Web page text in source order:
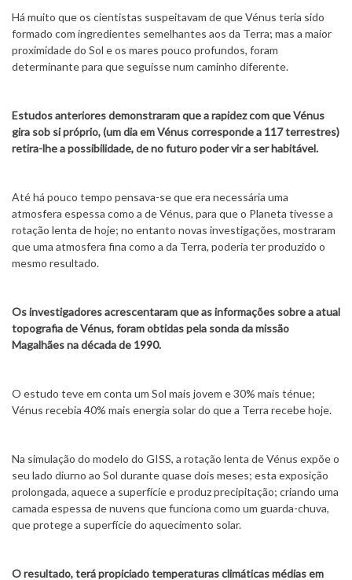
Há muito que os cientistas suspeitavam de que Vénus teria sido
formado com ingredientes semelhantes aos da Terra; mas a maior
proximidade do Sol e os mares pouco profundos, foram
determinante para que seguisse num caminho diferente.
Estudos anteriores demonstraram que a rapidez com que Vénus
gira sob si próprio, (um dia em Vénus corresponde a 117 terrestres)
retira-lhe a possibilidade, de no futuro poder vir a ser habitável.
Até há pouco tempo pensava-se que era necessária uma
atmosfera espessa como a de Vénus, para que o Planeta tivesse a
rotação lenta de hoje; no entanto novas investigações, mostraram
que uma atmosfera fina como a da Terra, poderia ter produzido o
mesmo resultado.
Os investigadores acrescentaram que as informações sobre a atual
topografia de Vénus, foram obtidas pela sonda da missão
Magalhães na década de 1990.
O estudo teve em conta um Sol mais jovem e 30% mais ténue;
Vénus recebia 40% mais energia solar do que a Terra recebe hoje.
Na simulação do modelo do GISS, a rotação lenta de Vénus expõe o
seu lado diurno ao Sol durante quase dois meses; esta exposição
prolongada, aquece a superfície e produz precipitação; criando uma
camada espessa de nuvens que funciona como um guarda-chuva,
que protege a superfície do aquecimento solar.
O resultado, terá propiciado temperaturas climáticas médias em